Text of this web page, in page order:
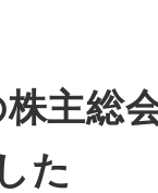
主総
た